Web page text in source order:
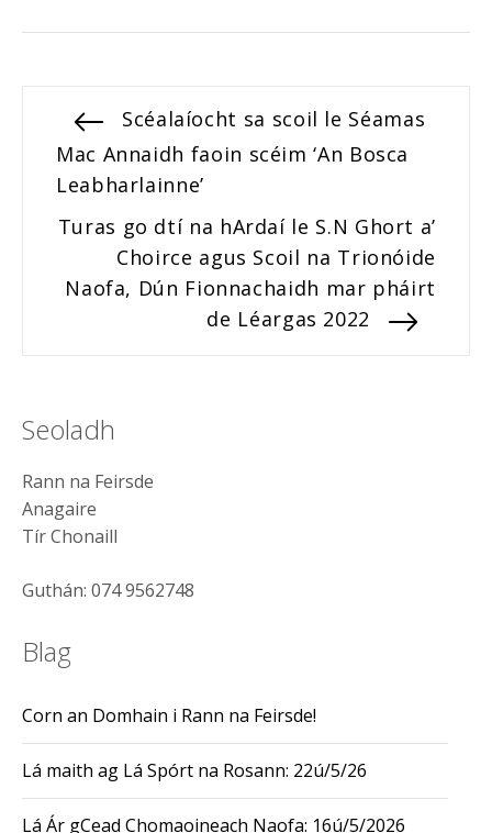
Post
navigation
Previous
post:
Scéalaíocht sa scoil le Séamas
Mac Annaidh faoin scéim ‘An Bosca
Leabharlainne’
Next
Turas go dtí na hArdaí le S.N Ghort a’
Choirce agus Scoil na Trionóide
Naofa, Dún Fionnachaidh mar pháirt
de Léargas 2022
Seoladh
Rann na Feirsde
Anagaire
Tír Chonaill
Guthán: 074 9562748
Blag
Corn an Domhain i Rann na Feirsde!
Lá maith ag Lá Spórt na Rosann: 22ú/5/26
Lá Ár gCead Chomaoineach Naofa: 16ú/5/2026